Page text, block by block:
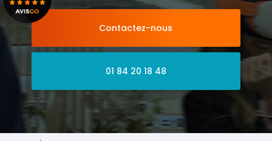
Contactez-nous
01 84 20 18 48
Voir le certificat